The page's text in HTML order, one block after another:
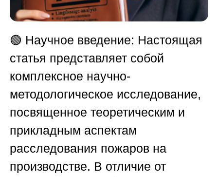
🟢 Научное введение: Настоящая
статья представляет собой
комплексное научно-
методологическое исследование,
посвященное теоретическим и
прикладным аспектам
расследования пожаров на
производстве. В отличие от